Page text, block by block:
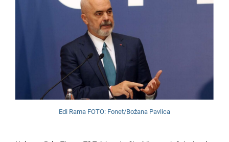
Edi Rama FOTO: Fonet/Božana Pavlica